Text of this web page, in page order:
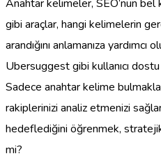
Anahtar kelimeler, SEO’nun
gibi araçlar, hangi kelimelerin
arandığını anlamanıza yardımcı
Ubersuggest gibi kullanıcı
Sadece anahtar kelime
rakiplerinizi analiz etmenizi
hedeflediğini öğrenmek,
mi?